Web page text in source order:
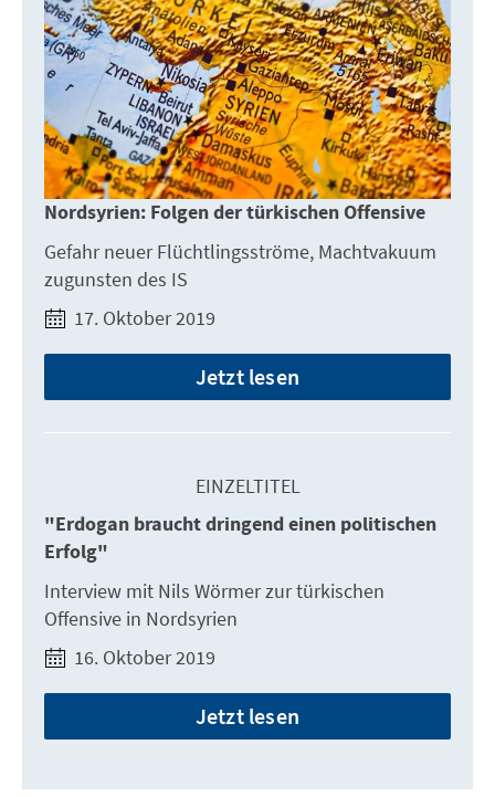
Nordsyrien: Folgen der türkischen Offensive
Gefahr neuer Flüchtlingsströme, Machtvakuum
zugunsten des IS
17. Oktober 2019
Jetzt lesen
EINZELTITEL
"Erdogan braucht dringend einen politischen
Erfolg"
Interview mit Nils Wörmer zur türkischen
Offensive in Nordsyrien
16. Oktober 2019
Jetzt lesen